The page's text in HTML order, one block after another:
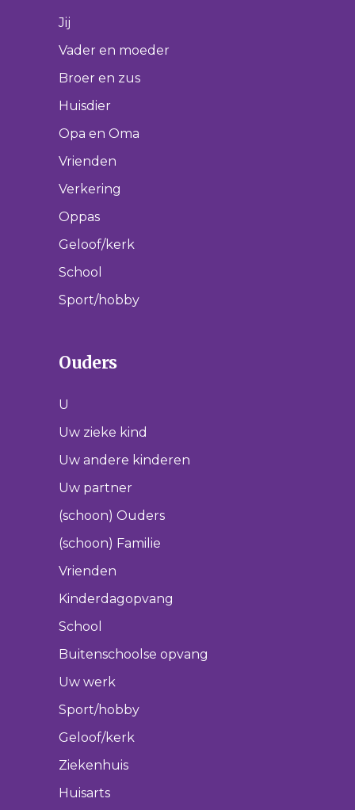
Jij
Vader en moeder
Broer en zus
Huisdier
Opa en Oma
Vrienden
Verkering
Oppas
Geloof/kerk
School
Sport/hobby
Ouders
U
Uw zieke kind
Uw andere kinderen
Uw partner
(schoon) Ouders
(schoon) Familie
Vrienden
Kinderdagopvang
School
Buitenschoolse opvang
Uw werk
Sport/hobby
Geloof/kerk
Ziekenhuis
Huisarts